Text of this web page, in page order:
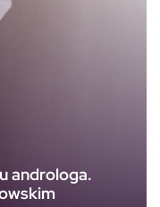
androloga.